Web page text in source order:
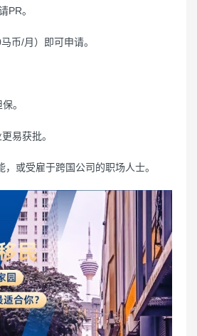
PR。
币/月）即可申请。
。
易获批。
或受雇于跨国公司的职场人士。